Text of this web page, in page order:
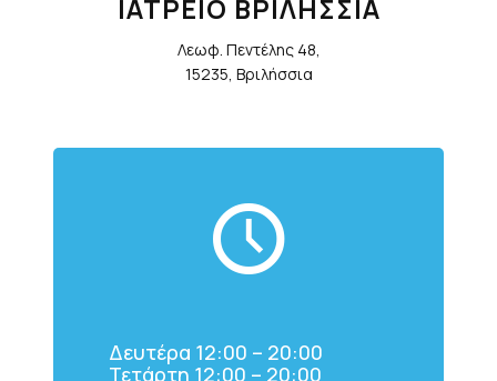
ΙΑΤΡΕΙΟ ΒΡΙΛΗΣΣΙΑ
Λεωφ. Πεντέλης 48,
15235, Βριλήσσια
Δευτέρα 12:00 – 20:00
Τετάρτη 12:00 – 20:00